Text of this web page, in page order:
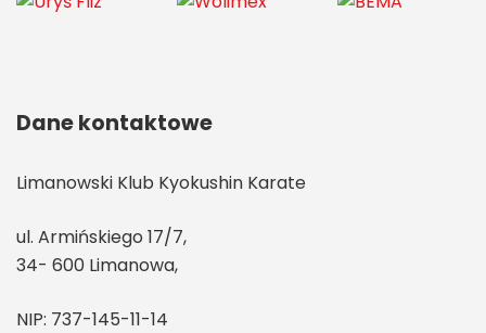
Dane kontaktowe
Limanowski Klub Kyokushin Karate
ul. Armińskiego 17/7,
34- 600 Limanowa,
NIP: 737-145-11-14